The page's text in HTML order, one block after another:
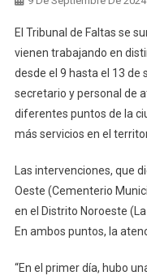
El Tribunal de Faltas se
vienen trabajando en
desde el 9 hasta el 13 de
secretario y personal de
diferentes puntos de la
más servicios en el
Las intervenciones, que
Oeste (Cementerio
en el Distrito Noroeste
En ambos puntos, la
“En el primer día, hubo